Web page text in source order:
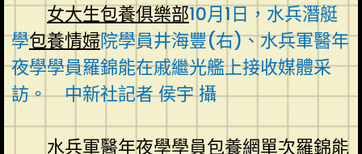
女大生包養俱樂部10月1日，水兵潛艇
學包養情婦院學員井海豐(右)、水兵軍醫年
夜學學員羅錦能在戚繼光艦上接收媒體采
訪。 中新社記者 侯宇 攝
水兵軍醫年夜學學員包養網單次羅錦能